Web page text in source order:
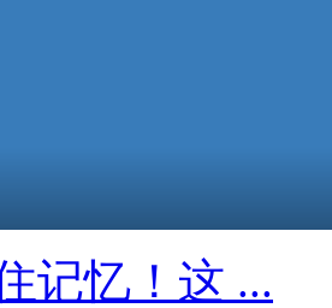
记忆！这 ...